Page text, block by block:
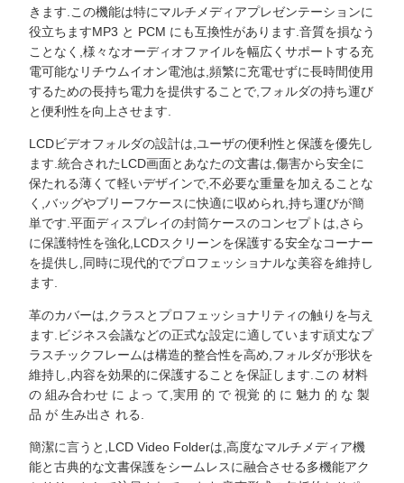
きます.この機能は特にマルチメディアプレゼンテーションに
役立ちますMP3 と PCM にも互換性があります.音質を損なう
ことなく,様々なオーディオファイルを幅広くサポートする充
電可能なリチウムイオン電池は,頻繁に充電せずに長時間使用
するための長持ち電力を提供することで,フォルダの持ち運び
と便利性を向上させます.
LCDビデオフォルダの設計は,ユーザの便利性と保護を優先し
ます.統合されたLCD画面とあなたの文書は,傷害から安全に
保たれる薄くて軽いデザインで,不必要な重量を加えることな
く,バッグやブリーフケースに快適に収められ,持ち運びが簡
単です.平面ディスプレイの封筒ケースのコンセプトは,さら
に保護特性を強化,LCDスクリーンを保護する安全なコーナー
を提供し,同時に現代的でプロフェッショナルな美容を維持し
ます.
革のカバーは,クラスとプロフェッショナリティの触りを与え
ます.ビジネス会議などの正式な設定に適しています頑丈なプ
ラスチックフレームは構造的整合性を高め,フォルダが形状を
維持し,内容を効果的に保護することを保証します.この 材料
の 組み合わせ に よっ て,実用 的 で 視覚 的 に 魅力 的 な 製
品 が 生み出さ れる.
簡潔に言うと,LCD Video Folderは,高度なマルチメディア機
能と古典的な文書保護をシームレスに融合させる多機能アク